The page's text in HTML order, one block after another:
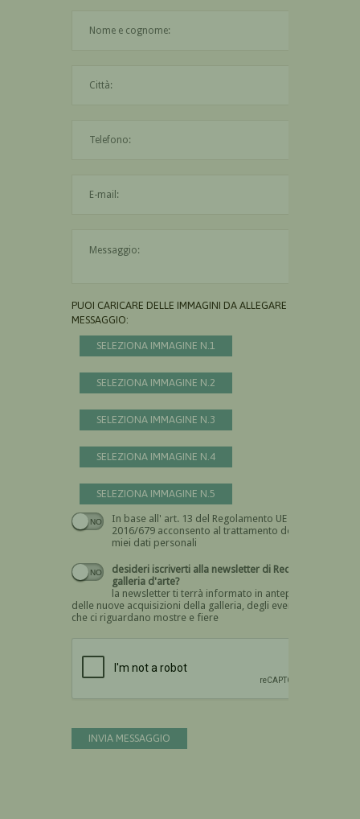
PUOI CARICARE DELLE IMMAGINI DA ALLEGARE AL
MESSAGGIO:
SELEZIONA IMMAGINE N.1
SELEZIONA IMMAGINE N.2
SELEZIONA IMMAGINE N.3
SELEZIONA IMMAGINE N.4
SELEZIONA IMMAGINE N.5
In base all' art. 13 del Regolamento UE n.
2016/679 acconsento al trattamento dei
miei dati personali
Devi dare il consenso
desideri iscriverti alla newsletter di Recta
galleria d'arte?
la newsletter ti terrà informato in anteprima
delle nuove acquisizioni della galleria, degli eventi
che ci riguardano mostre e fiere
INVIA MESSAGGIO